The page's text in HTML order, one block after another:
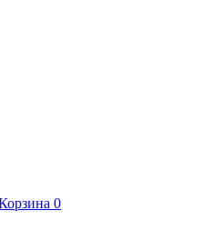
0